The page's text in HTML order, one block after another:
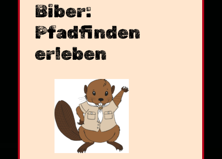
Biber:
Pfadfinden
erleben